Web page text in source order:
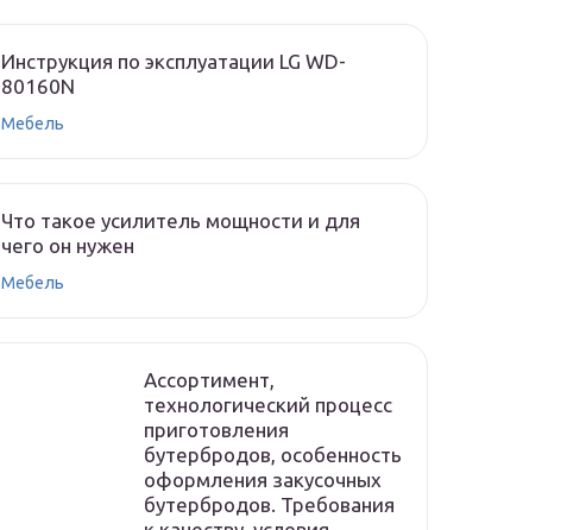
Инструкция по эксплуатации LG WD-
80160N
Мебель
Что такое усилитель мощности и для
чего он нужен
Мебель
Ассортимент,
технологический процесс
приготовления
бутербродов, особенность
оформления закусочных
бутербродов. Требования